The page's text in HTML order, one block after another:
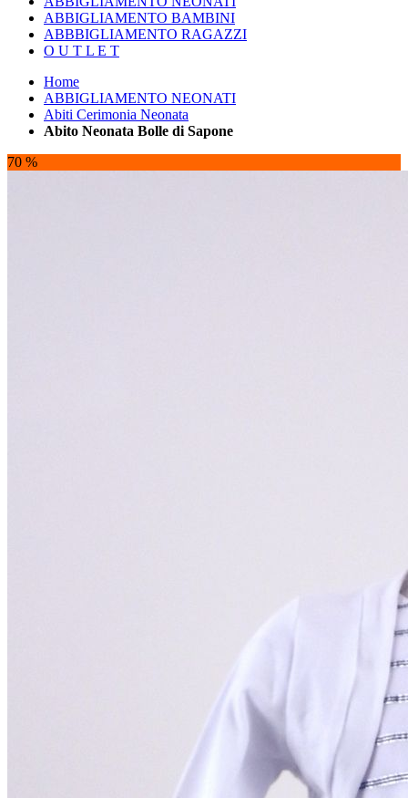
ABBIGLIAMENTO BAMBINI
ABBBIGLIAMENTO RAGAZZI
O U T L E T
Home
ABBIGLIAMENTO NEONATI
Abiti Cerimonia Neonata
Abito Neonata Bolle di Sapone
70 %